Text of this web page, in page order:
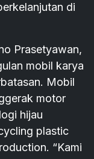
di
Prasetyawan,
mobil karya
Mobil
motor
hijau
plastic
“Kami